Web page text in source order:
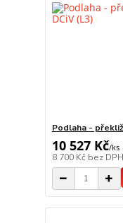
Podlaha -
10 527 Kč/ks
8 700 Kč bez DPH